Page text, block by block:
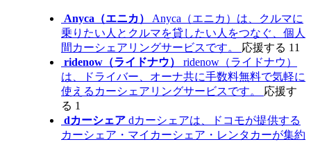
Anyca（エニカ）
Anyca（エニカ）は、クルマに
乗りたい人とクルマを貸したい人をつなぐ、個人
間カーシェアリングサービスです。
応援する 11
ridenow（ライドナウ）
ridenow（ライドナウ）
は、ドライバー、オーナ共に手数料無料で気軽に
使えるカーシェアリングサービスです。
応援す
る 1
dカーシェア dカーシェアは、ドコモが提供する
カーシェア・マイカーシェア・レンタカーが集約